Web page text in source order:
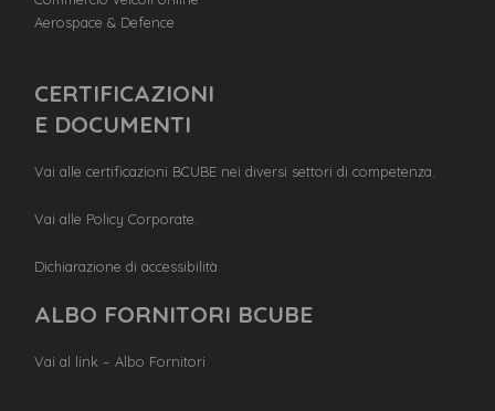
Aerospace & Defence
CERTIFICAZIONI
E DOCUMENTI
Vai alle certificazioni BCUBE nei diversi settori di competenza.
Vai alle Policy Corporate.
Dichiarazione di accessibilità
ALBO FORNITORI BCUBE
Vai al link – Albo Fornitori